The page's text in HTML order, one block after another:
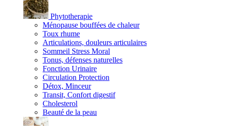
Phytotherapie
Ménopause bouffées de chaleur
Toux rhume
Articulations, douleurs articulaires
Sommeil Stress Moral
Tonus, défenses naturelles
Fonction Urinaire
Circulation Protection
Détox, Minceur
Transit, Confort digestif
Cholesterol
Beauté de la peau